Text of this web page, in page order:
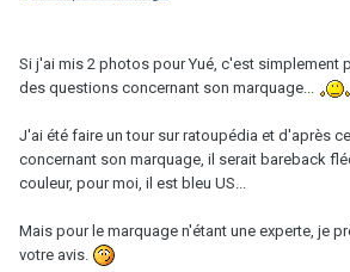
Si j'ai mis 2 photos pour Yué, c'est simplement
des questions concernant son marquage...
J'ai été faire un tour sur ratoupédia et d'après
concernant son marquage, il serait bareback
couleur, pour moi, il est bleu US...
Mais pour le marquage n'étant une experte, je
votre avis.